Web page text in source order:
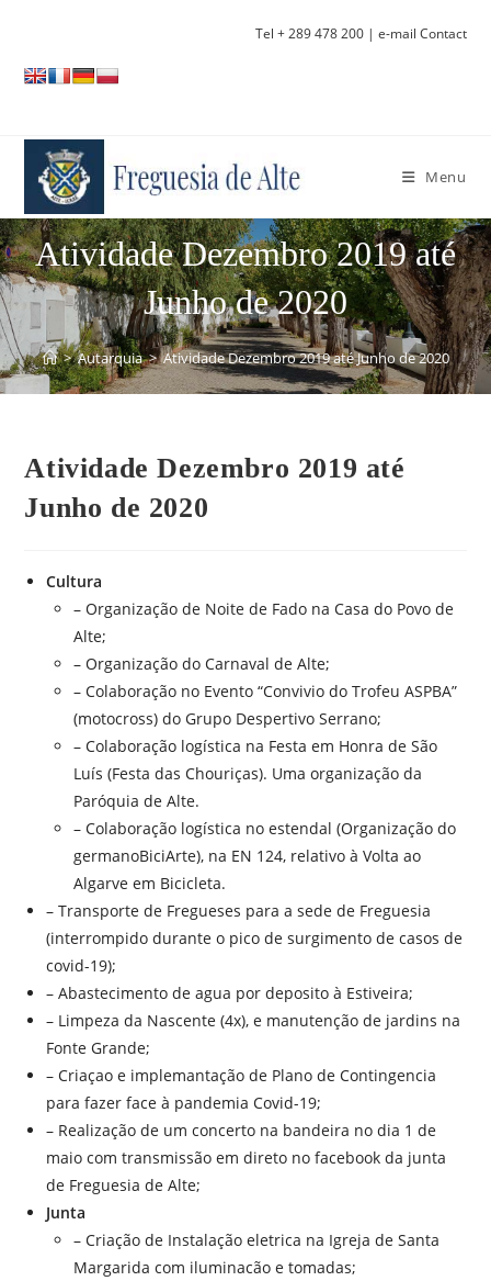
content
Tel + 289 478 200| e-mail Contact
Menu
Atividade Dezembro 2019 até
Junho de 2020
> Autarquia > Atividade Dezembro 2019 até Junho de 2020
Atividade Dezembro 2019 até
Junho de 2020
Cultura
– Organização de Noite de Fado na Casa do Povo de
Alte;
– Organização do Carnaval de Alte;
– Colaboração no Evento “Convivio do Trofeu ASPBA”
(motocross) do Grupo Despertivo Serrano;
– Colaboração logística na Festa em Honra de São
Luís (Festa das Chouriças). Uma organização da
Paróquia de Alte.
– Colaboração logística no estendal (Organização do
germanoBiciArte), na EN 124, relativo à Volta ao
Algarve em Bicicleta.
– Transporte de Fregueses para a sede de Freguesia
(interrompido durante o pico de surgimento de casos de
covid-19);
– Abastecimento de agua por deposito à Estiveira;
– Limpeza da Nascente (4x), e manutenção de jardins na
Fonte Grande;
– Criaçao e implemantação de Plano de Contingencia
para fazer face à pandemia Covid-19;
– Realização de um concerto na bandeira no dia 1 de
maio com transmissão em direto no facebook da junta
de Freguesia de Alte;
Junta
– Criação de Instalação eletrica na Igreja de Santa
Margarida com iluminacão e tomadas;